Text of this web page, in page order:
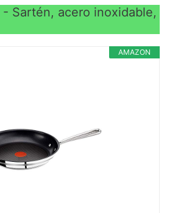
- Sartén, acero inoxidable,
AMAZON